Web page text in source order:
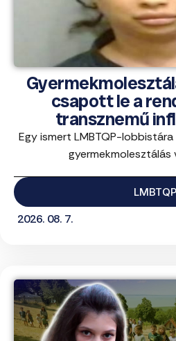
csapott le a
transznemű
Egy ismert LMBTQP-
gyermekmolesztálás
LMBTQP
2026. 08. 7.